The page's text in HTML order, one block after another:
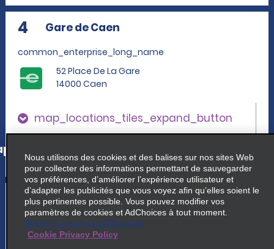
4 Gare de Caen
common_enterprise_long_name
52 Place De La Gare
14000 Caen
map_locations_tiles_expand_button
5 Aéroport de Caen
common_enterprise_long_name
Aeroport De Caen Carpiquet
Nous utilisons des cookies et des balises sur nos sites Web
pour collecter des informations permettant de sauvegarder
vos préférences, d’améliorer l’expérience utilisateur et
d’adapter les publicités que vous voyez afin qu’elles soient le
plus pertinentes possible. Vous pouvez modifier vos
paramètres de cookies et AdChoices à tout moment.
Mettez à jour vos AdChoices
Cookie Privacy Policy